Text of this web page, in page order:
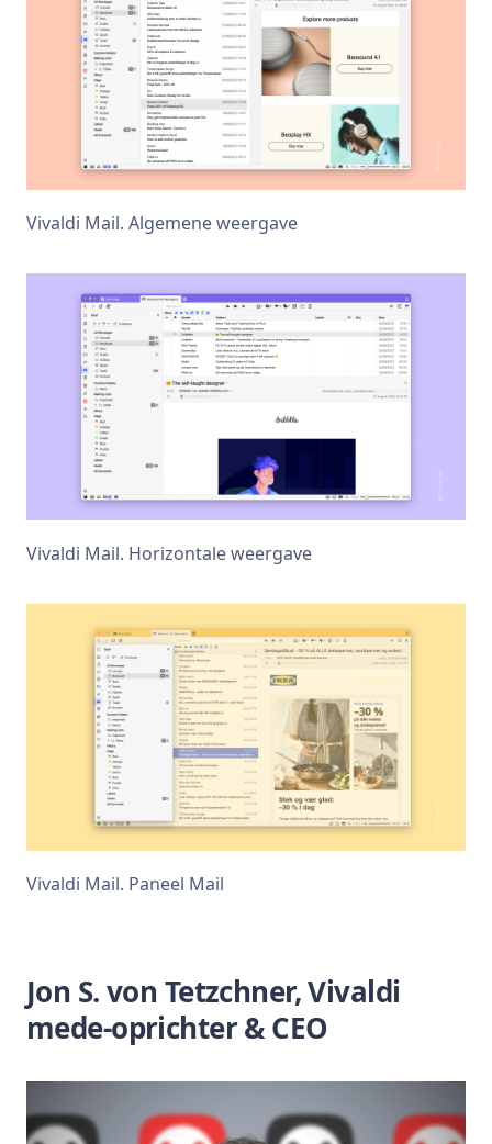
Vivaldi Mail. Algemene weergave
Vivaldi Mail. Horizontale weergave
Vivaldi Mail. Paneel Mail
Jon S. von Tetzchner, Vivaldi
mede-oprichter & CEO